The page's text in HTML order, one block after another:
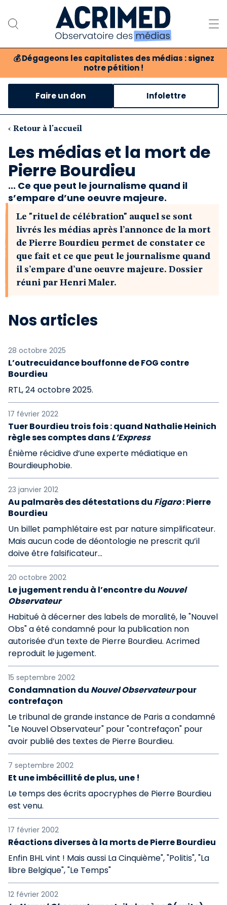
💰 Dégageons les capitalistes des médias : signez
notre pétition !
Notre association
Notre critique des médias
Nos propositions
Notre revue
Boutique
Faire un don Infolettre
‹ Retour à l'accueil
Les médias et la mort de
Pierre Bourdieu
... Ce que peut le journalisme quand il
s’empare d’une oeuvre majeure.
Le "rituel de célébration" auquel se sont
livrés les médias après l’annonce de la mort
de Pierre Bourdieu permet de constater ce
que fait et ce que peut le journalisme quand
il s’empare d’une oeuvre majeure. Dossier
réuni par Henri Maler.
Nos articles
28 octobre 2025
L’outrecuidance bouffonne de FOG contre
Bourdieu
RTL, 24 octobre 2025.
17 février 2022
Tuer Bourdieu trois fois : quand Nathalie Heinich
règle ses comptes dansL’Express
Énième récidive d’une experte médiatique en
Bourdieuphobie.
23 janvier 2012
Au palmarès des détestations du Figaro: Pierre
Bourdieu
Un billet pamphlétaire est par nature simplificateur.
Mais aucun code de déontologie ne prescrit qu’il
doive être falsificateur…
20 octobre 2002
Le jugement rendu à l’encontre du Nouvel
Observateur
Habitué à décerner des labels de moralité, le "Nouvel
Obs" a été condamné pour la publication non
autorisée d’un texte de Pierre Bourdieu. Acrimed
reproduit le jugement.
15 septembre 2002
Condamnation du Nouvel Observateurpour
contrefaçon
Le tribunal de grande instance de Paris a condamné
"Le Nouvel Observateur" pour "contrefaçon" pour
avoir publié des textes de Pierre Bourdieu.
7 septembre 2002
Et une imbécillité de plus, une !
Le temps des écrits apocryphes de Pierre Bourdieu
est venu.
17 février 2002
Réactions diverses à la morts de Pierre Bourdieu
Enfin BHL vint ! Mais aussi La Cinquième", "Politis", "La
libre Belgique", "Le Temps"
12 février 2002